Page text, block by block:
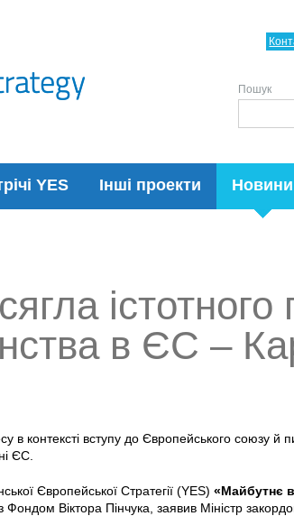
YES Інші проекти Новини
Пошук
в ЄС –
в контексті вступу до Європейського союзу
ЄС.
Європейської Стратегії (YES) «Майбутнє
Фондом Віктора Пінчука, заявив Міністр